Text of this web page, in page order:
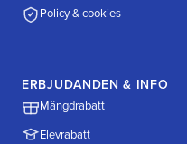
Policy & cookies
ERBJUDANDEN & INFO
Mängdrabatt
Elevrabatt